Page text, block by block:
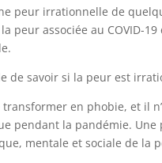
peur irrationnelle de
peur associée au COVID-
de savoir si la peur est
en phobie, et il
pendant la pandémie.
mentale et sociale de la